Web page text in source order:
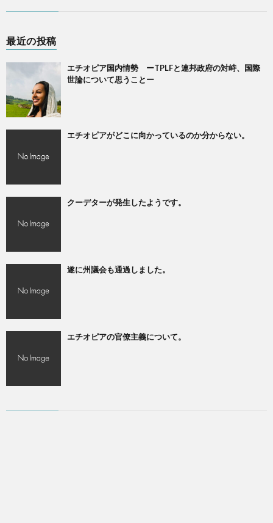
最近の投稿
エチオピア国内情勢 ーTPLFと連邦政府の対峙、国際
世論について思うことー
エチオピアがどこに向かっているのか分からない。
クーデターが発生したようです。
遂に州議会も通過しました。
エチオピアの官僚主義について。